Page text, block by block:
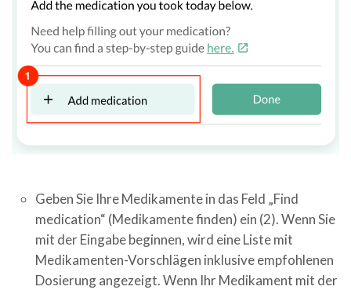
Geben Sie Ihre Medikamente in das Feld „Find
medication“ (Medikamente finden) ein (2). Wenn Sie
mit der Eingabe beginnen, wird eine Liste mit
Medikamenten-Vorschlägen inklusive empfohlenen
Dosierung angezeigt. Wenn Ihr Medikament mit der